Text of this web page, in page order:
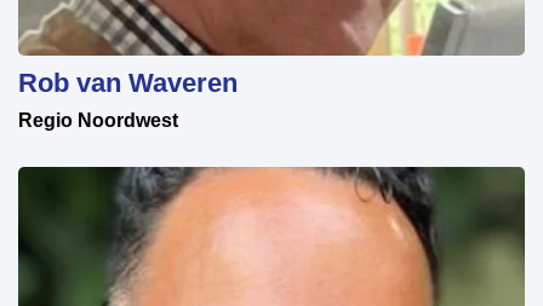
Rob van Waveren
Regio Noordwest